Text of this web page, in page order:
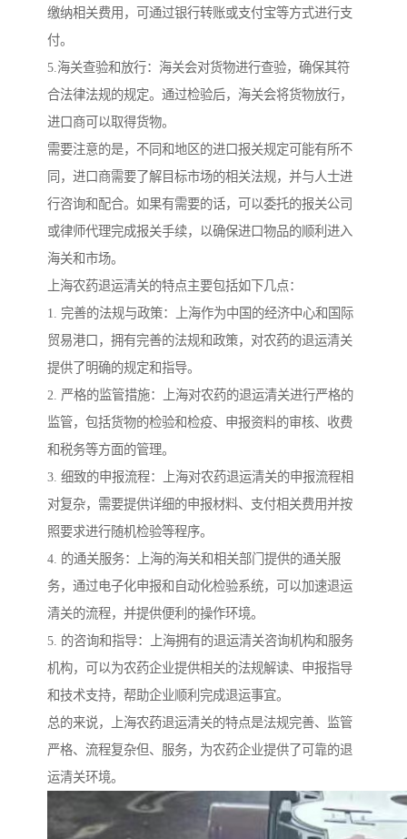
缴纳相关费用，可通过银行转账或支付宝等方式进行支
付。
5.海关查验和放行：海关会对货物进行查验，确保其符
合法律法规的规定。通过检验后，海关会将货物放行，
进口商可以取得货物。
需要注意的是，不同和地区的进口报关规定可能有所不
同，进口商需要了解目标市场的相关法规，并与人士进
行咨询和配合。如果有需要的话，可以委托的报关公司
或律师代理完成报关手续，以确保进口物品的顺利进入
海关和市场。
上海农药退运清关的特点主要包括如下几点：
1. 完善的法规与政策：上海作为中国的经济中心和国际
贸易港口，拥有完善的法规和政策，对农药的退运清关
提供了明确的规定和指导。
2. 严格的监管措施：上海对农药的退运清关进行严格的
监管，包括货物的检验和检疫、申报资料的审核、收费
和税务等方面的管理。
3. 细致的申报流程：上海对农药退运清关的申报流程相
对复杂，需要提供详细的申报材料、支付相关费用并按
照要求进行随机检验等程序。
4. 的通关服务：上海的海关和相关部门提供的通关服
务，通过电子化申报和自动化检验系统，可以加速退运
清关的流程，并提供便利的操作环境。
5. 的咨询和指导：上海拥有的退运清关咨询机构和服务
机构，可以为农药企业提供相关的法规解读、申报指导
和技术支持，帮助企业顺利完成退运事宜。
总的来说，上海农药退运清关的特点是法规完善、监管
严格、流程复杂但、服务，为农药企业提供了可靠的退
运清关环境。